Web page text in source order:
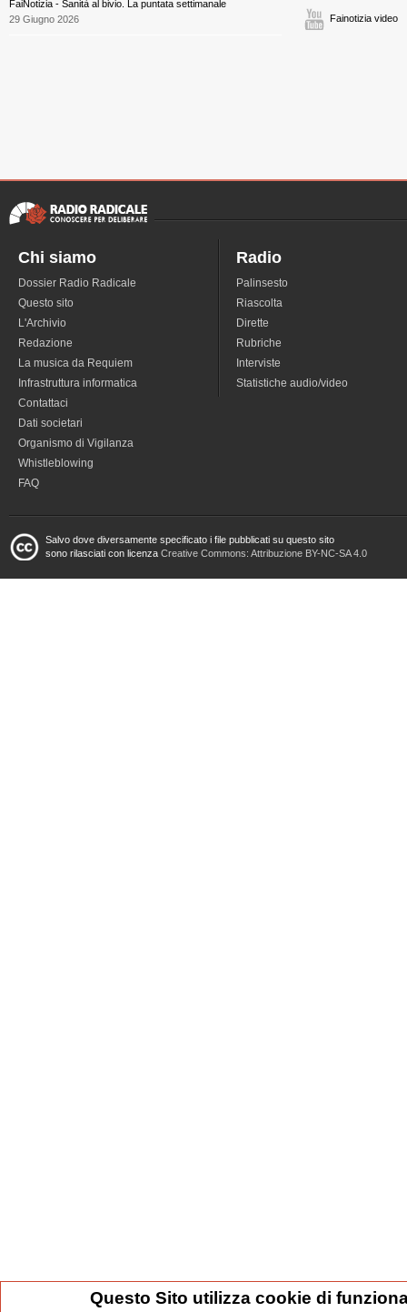
FaiNotizia - Sanità al bivio. La puntata settimanale
29 Giugno 2026
Fainotizia video
Chi siamo
Dossier Radio Radicale
Questo sito
L'Archivio
Redazione
La musica da Requiem
Infrastruttura informatica
Contattaci
Dati societari
Organismo di Vigilanza
Whistleblowing
FAQ
Radio
Palinsesto
Riascolta
Dirette
Rubriche
Interviste
Statistiche audio/video
Salvo dove diversamente specificato i file pubblicati su questo sito
sono rilasciati con licenza Creative Commons: Attribuzione BY-NC-SA 4.0
Questo Sito utilizza cookie di